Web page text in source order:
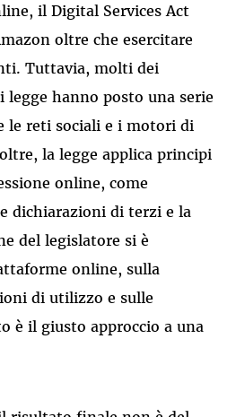
il Digital Services Act
oltre che esercitare
Tuttavia, molti dei
hanno posto una serie
le reti sociali e i motori di
la legge applica principi
online, come
dichiarazioni di terzi e la
del legislatore si è
online, sulla
di utilizzo e sulle
è il giusto approccio a una